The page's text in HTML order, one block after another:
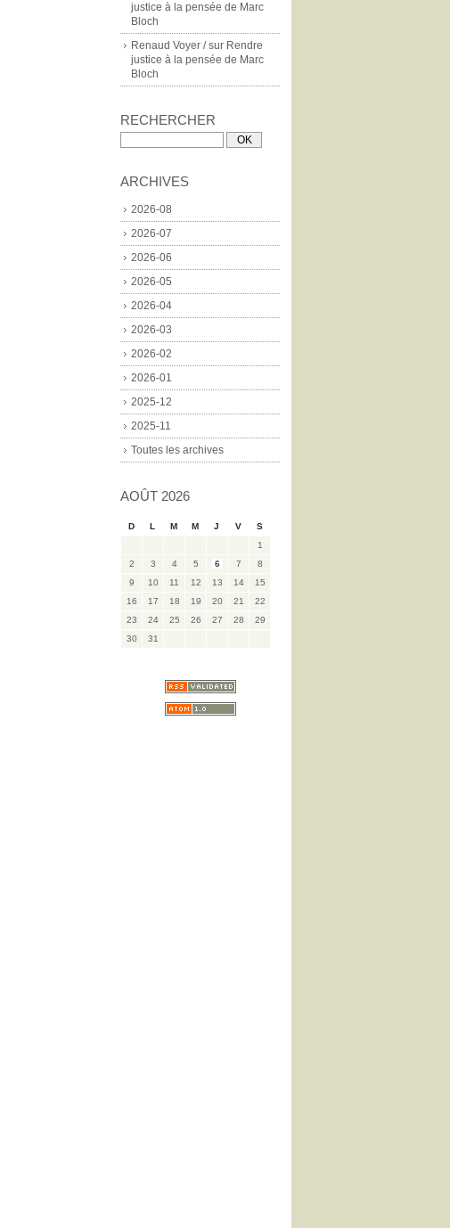
justice à la pensée de Marc
Bloch
Renaud Voyer /sur Rendre
justice à la pensée de Marc
Bloch
RECHERCHER
ARCHIVES
2026-08
2026-07
2026-06
2026-05
2026-04
2026-03
2026-02
2026-01
2025-12
2025-11
Toutes les archives
AOÛT 2026
D L M M J V
S
1
2
3 4 5 6 7
8
9
10 11 12 13 14
15
16
17 18 19 20 21
22
23
24 25 26 27 28
29
30
31